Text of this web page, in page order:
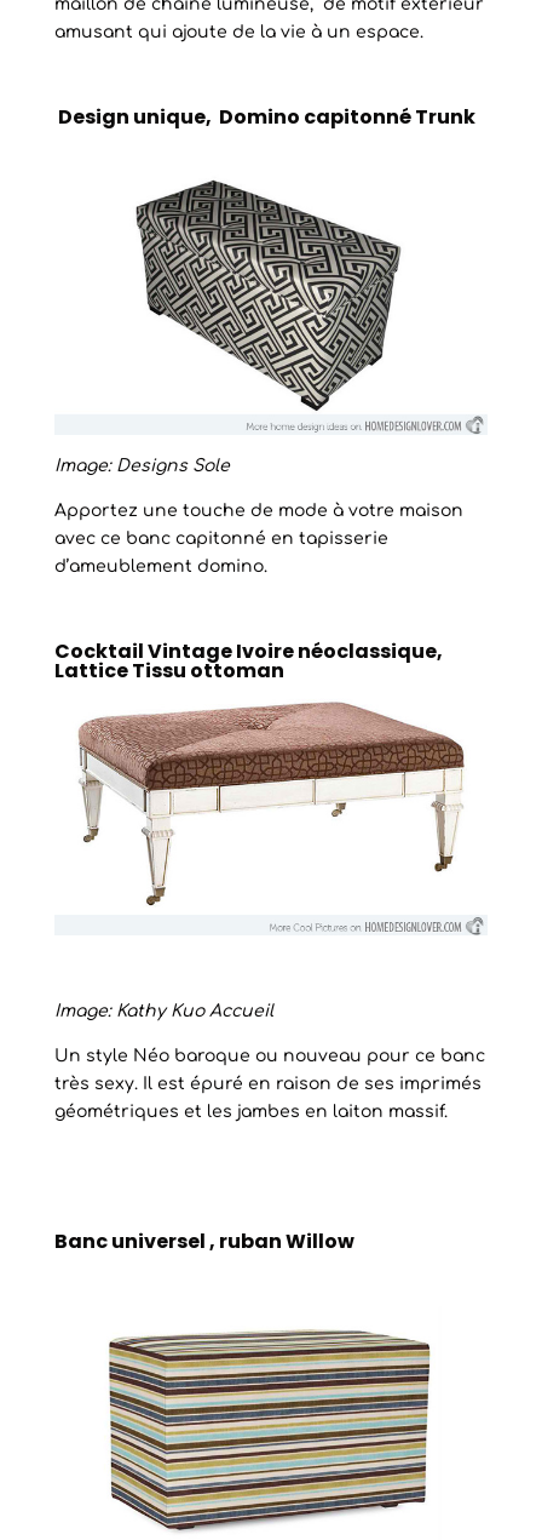
maillon de chaîne lumineuse, de motif extérieur
amusant qui ajoute de la vie à un espace.
Design unique, Domino capitonné Trunk
Image: Designs Sole
Apportez une touche de mode à votre maison
avec ce banc capitonné en tapisserie
d’ameublement domino.
Cocktail Vintage Ivoire néoclassique,
Lattice Tissu ottoman
Image: Kathy Kuo Accueil
Un style Néo baroque ou nouveau pour ce banc
très sexy. Il est épuré en raison de ses imprimés
géométriques et les jambes en laiton massif.
Banc universel , ruban Willow